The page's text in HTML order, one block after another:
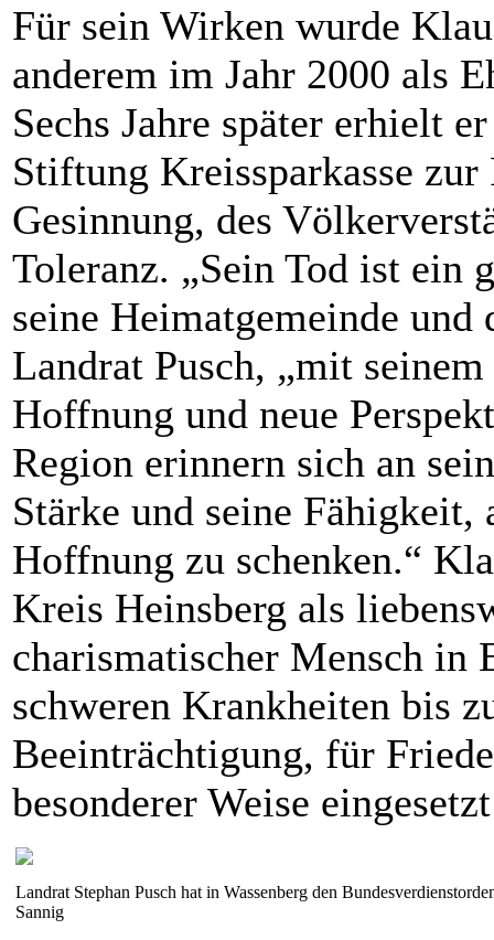
Für sein Wirken wurde
anderem im Jahr 2000 als
Sechs Jahre später erhielt
Stiftung Kreissparkasse
Gesinnung, des
Toleranz. „Sein Tod ist ein
seine Heimatgemeinde und
Landrat Pusch, „mit
Hoffnung und neue
Region erinnern sich an
Stärke und seine
Hoffnung zu schenken.“
Kreis Heinsberg als
charismatischer Mensch in
schweren Krankheiten bis
Beeinträchtigung, für
besonderer Weise
Landrat Stephan Pusch hat in Wassenberg den
Sannig